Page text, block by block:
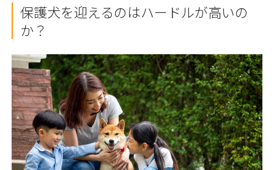
保護犬を迎えるのはハードルが高いの
か？